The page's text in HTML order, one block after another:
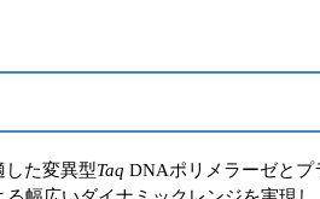
した変異型Taq DNAポリメラーゼと